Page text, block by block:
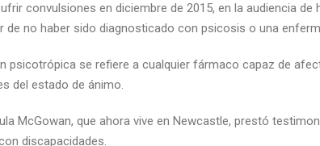
convulsiones en diciembre de 2015, en la audiencia
de no haber sido diagnosticado con psicosis o una
psicotrópica se refiere a cualquier fármaco capaz de
del estado de ánimo.
McGowan, que ahora vive en Newcastle, prestó
discapacidades.